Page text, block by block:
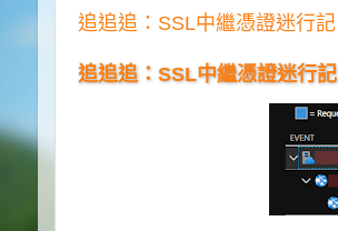
追追追：SSL中繼憑證迷行記
追追追：SSL中繼憑證迷行記